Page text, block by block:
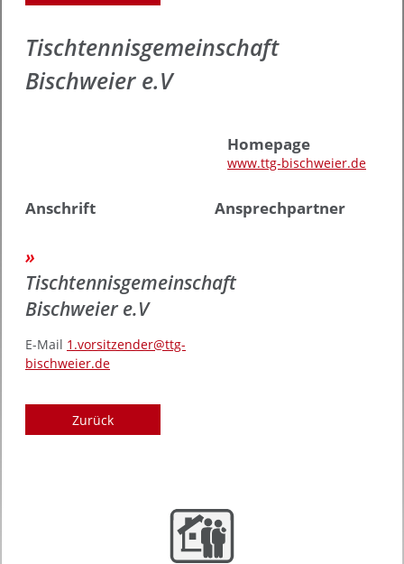
Tischtennisgemeinschaft
Bischweier e.V
Homepage
www.ttg-bischweier.de
Anschrift
Tischtennisgemeinschaft
Bischweier e.V
E-Mail 1.vorsitzender@ttg-
bischweier.de
Ansprechpartner
Zurück